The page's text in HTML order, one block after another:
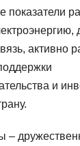
показатели
активно
и
–